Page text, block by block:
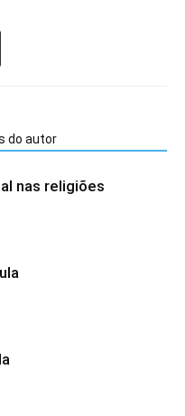
do autor
nas religiões